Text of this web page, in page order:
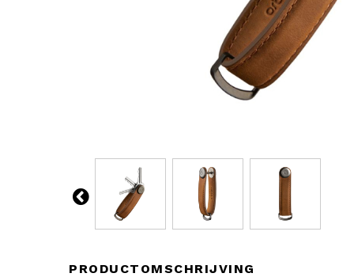
PRODUCTOMSCHRIJVING